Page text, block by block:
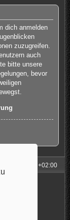
dich anmelden
zuzugreifen.
auch
bitte unsere
bevor
UTC+02:00